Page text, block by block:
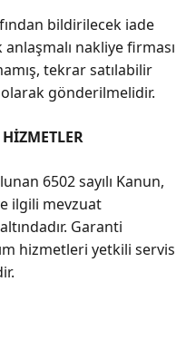
bildirilecek iade
nakliye firması
tekrar satılabilir
gönderilmelidir.
6502 sayılı Kanun,
ilgili mevzuat
Garanti
hizmetleri yetkili servis